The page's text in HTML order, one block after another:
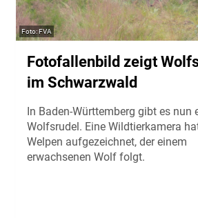
FVA
Fotofallenbild zeigt
im Schwarzwald
In Baden-Württemberg gibt es nun
Wolfsrudel. Eine Wildtierkamera
Welpen aufgezeichnet, der einem
erwachsenen Wolf folgt.